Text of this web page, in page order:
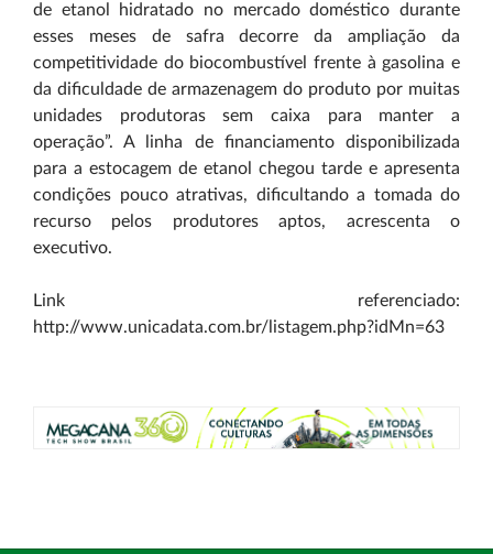
de etanol hidratado no mercado doméstico durante
esses meses de safra decorre da ampliação da
competitividade do biocombustível frente à gasolina e
da dificuldade de armazenagem do produto por muitas
unidades produtoras sem caixa para manter a
operação”. A linha de financiamento disponibilizada
para a estocagem de etanol chegou tarde e apresenta
condições pouco atrativas, dificultando a tomada do
recurso pelos produtores aptos, acrescenta o
executivo.
Link referenciado:
http://www.unicadata.com.br/listagem.php?idMn=63